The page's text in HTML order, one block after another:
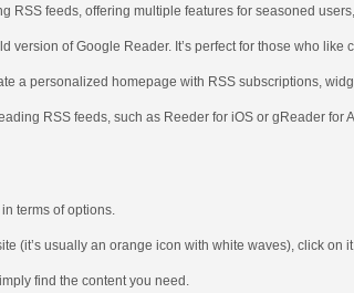
RSS feeds, offering multiple features for seasoned
version of Google Reader. It’s perfect for those who like
a personalized homepage with RSS subscriptions,
RSS feeds, such as Reeder for iOS or gReader for
terms of options.
(it’s usually an orange icon with white waves), click on
find the content you need.